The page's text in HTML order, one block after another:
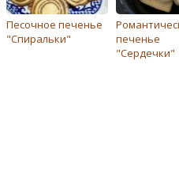
Песочное печенье
"Спиральки"
печенье
"Сердечки"